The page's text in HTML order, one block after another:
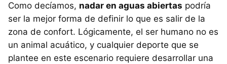
Como decíamos, nadar en aguas abiertas podría
ser la mejor forma de definir lo que es salir de la
zona de confort. Lógicamente, el ser humano no es
un animal acuático, y cualquier deporte que se
plantee en este escenario requiere desarrollar una